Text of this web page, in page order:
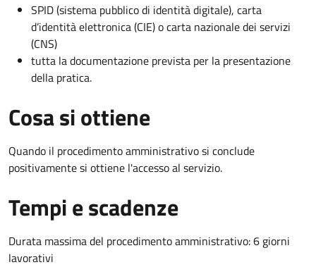
SPID (sistema pubblico di identità digitale), carta
d’identità elettronica (CIE) o carta nazionale dei servizi
(CNS)
tutta la documentazione prevista per la presentazione
della pratica.
Cosa si ottiene
Quando il procedimento amministrativo si conclude
positivamente si ottiene l'accesso al servizio.
Tempi e scadenze
Durata massima del procedimento amministrativo: 6 giorni
lavorativi